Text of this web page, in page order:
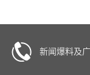
新闻爆料及